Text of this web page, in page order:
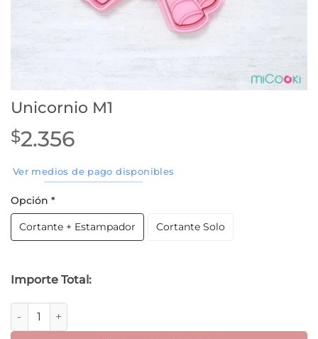
Unicornio M1
$2.356
Ver medios de pago disponibles
Opción *
Cortante + Estampador Cortante Solo
Importe Total:
Unicornio M1 cantidad